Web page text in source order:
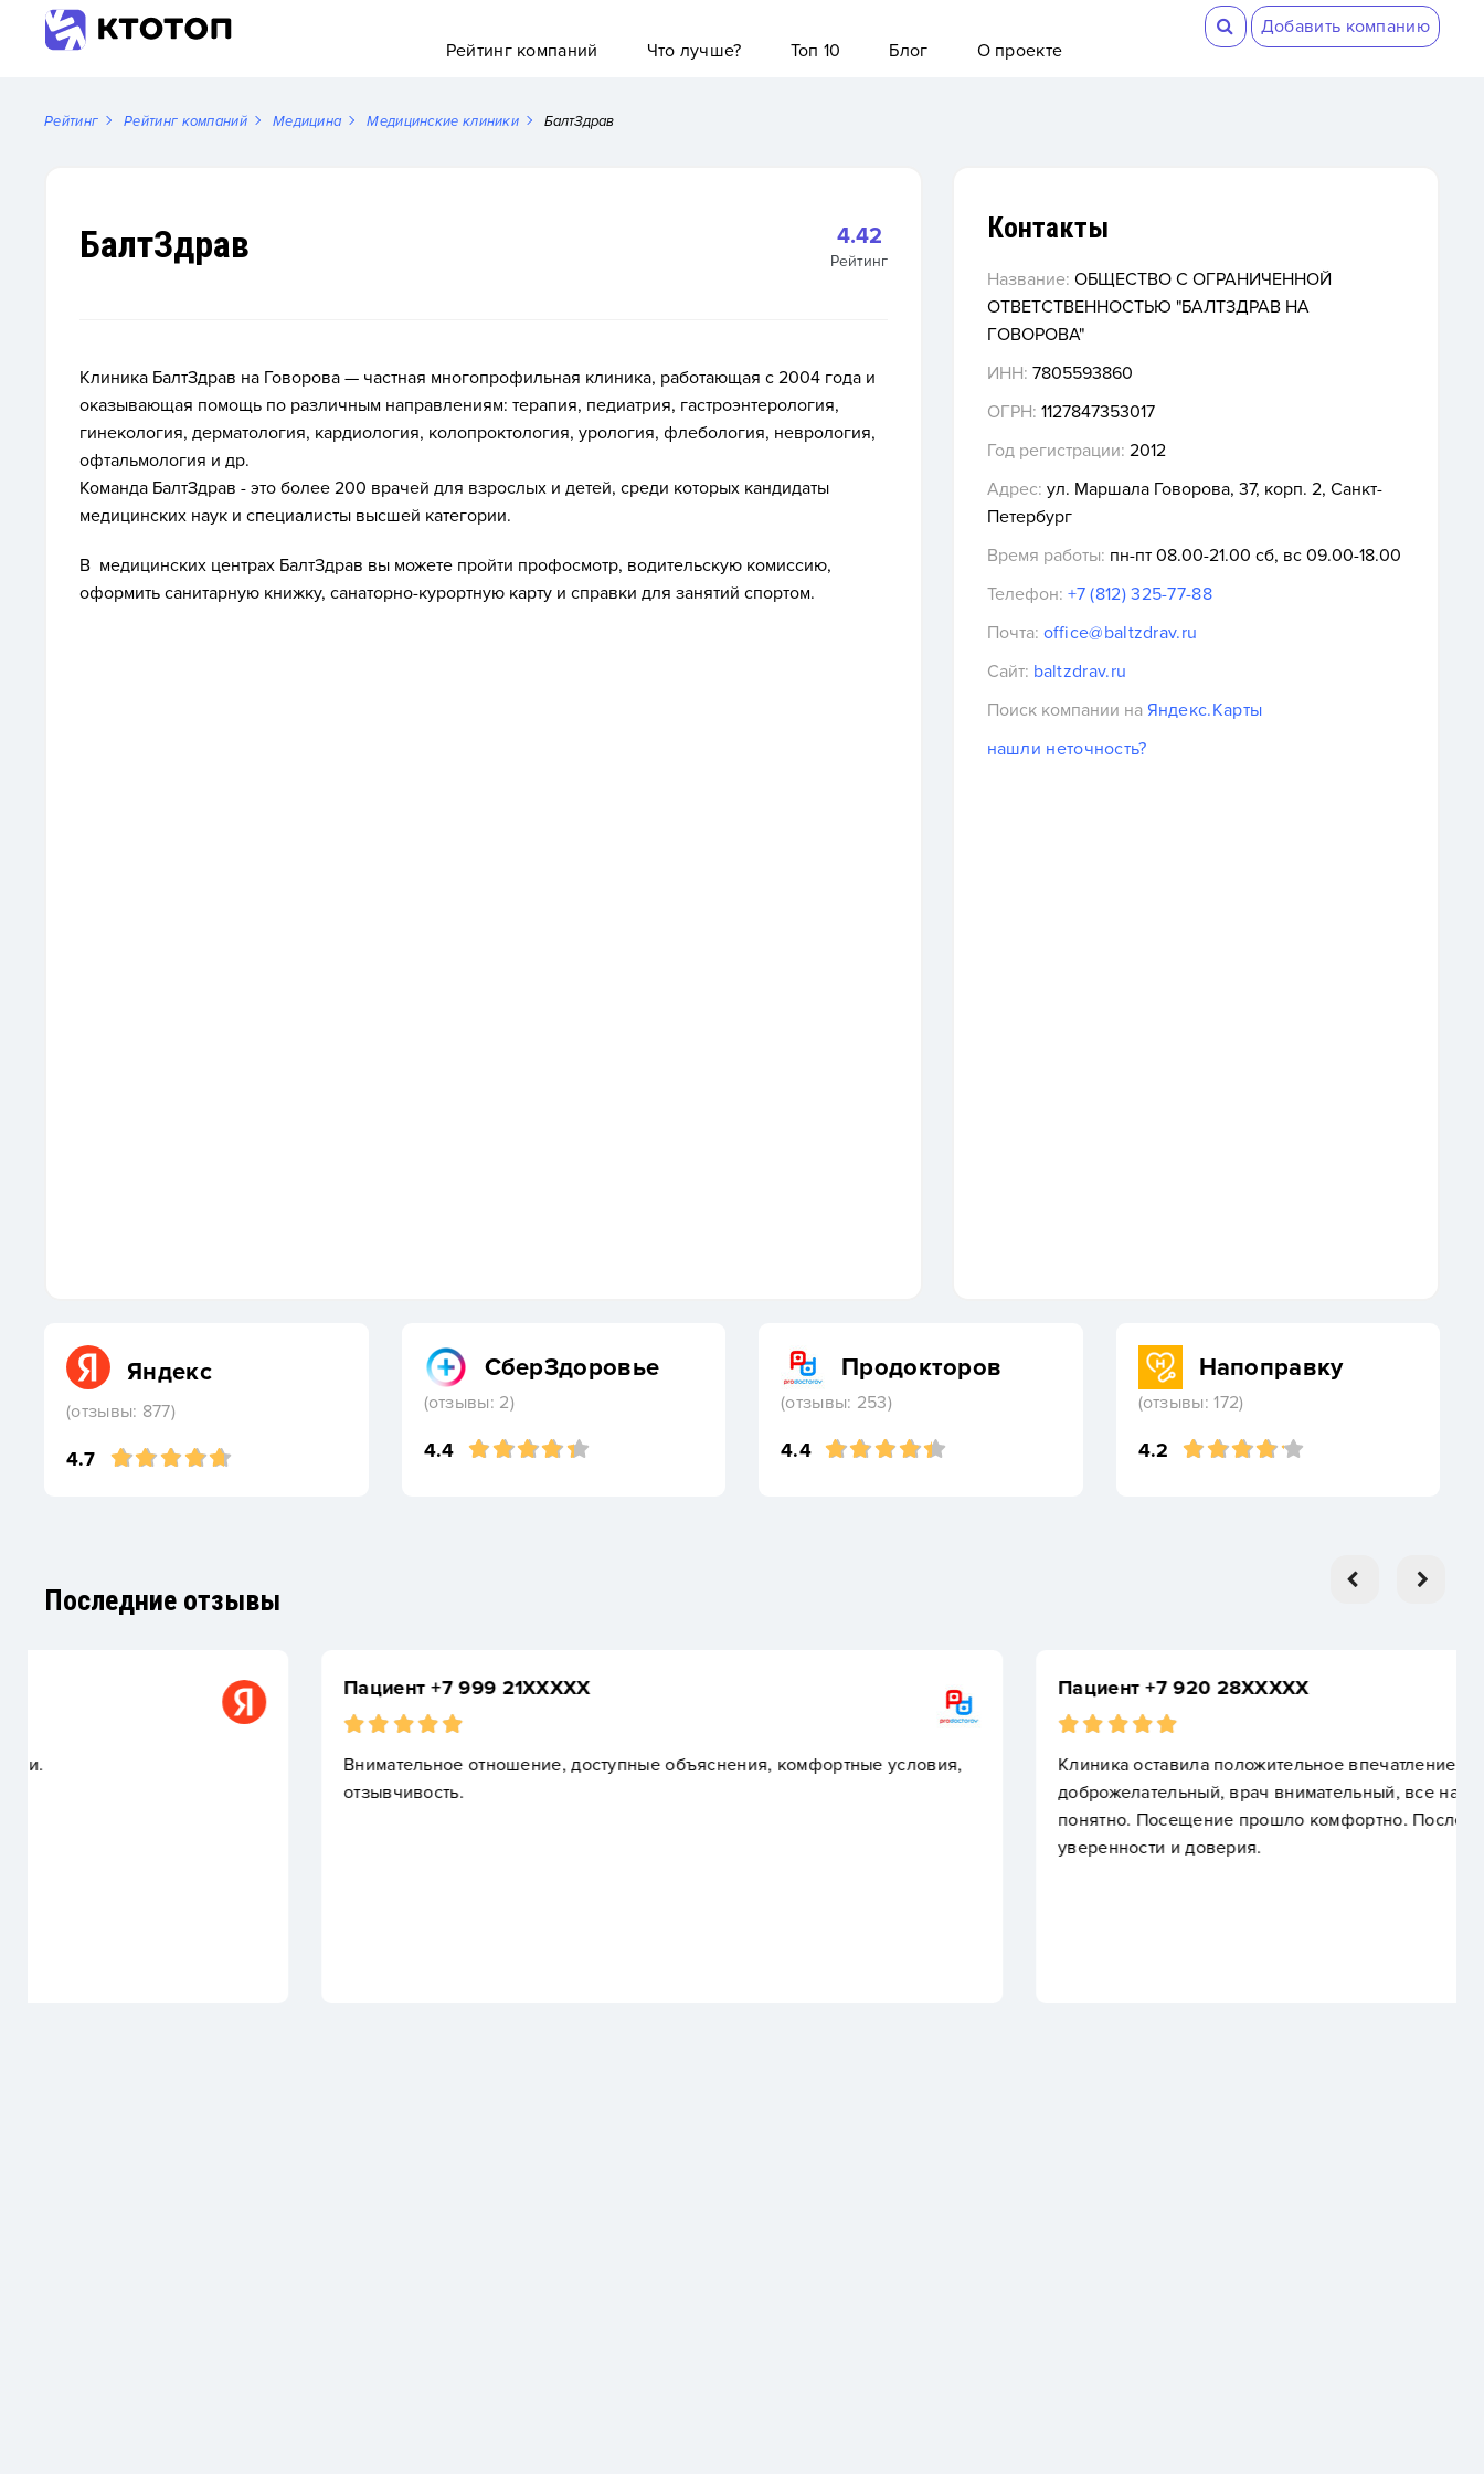
Добавить компанию
Рейтинг компаний
Что лучше? Топ 10 Блог О проекте
Рейтинг Рейтинг компаний Медицина Медицинские клиники БалтЗдрав
БалтЗдрав 4.42
Рейтинг
Клиника БалтЗдрав на Говорова — частная многопрофильная клиника, работающая с 2004 года и
оказывающая помощь по различным направлениям: терапия, педиатрия, гастроэнтерология,
гинекология, дерматология, кардиология, колопроктология, урология, флебология, неврология,
офтальмология и др.
Команда БалтЗдрав - это более 200 врачей для взрослых и детей, среди которых кандидаты
медицинских наук и специалисты высшей категории.
В медицинских центрах БалтЗдрав вы можете пройти профосмотр, водительскую комиссию,
оформить санитарную книжку, санаторно-курортную карту и справки для занятий спортом.
Контакты
Название: ОБЩЕСТВО С ОГРАНИЧЕННОЙ
ОТВЕТСТВЕННОСТЬЮ "БАЛТЗДРАВ НА
ГОВОРОВА"
ИНН: 7805593860
ОГРН: 1127847353017
Год регистрации: 2012
Адрес: ул. Маршала Говорова, 37, корп. 2, Санкт-
Петербург
Время работы: пн-пт 08.00-21.00 сб, вс 09.00-18.00
Телефон: +7 (812) 325-77-88
Почта: office@baltzdrav.ru
Сайт: baltzdrav.ru
Поиск компании на Яндекс.Карты
нашли неточность?
Яндекс
(отзывы: 877)
4.7
СберЗдоровье
(отзывы: 2)
4.4
Продокторов
(отзывы: 253)
4.4
Напоправку
(отзывы: 172)
4.2
Последние отзывы
Пациент +7 999 21XXXXX
Внимательное отношение, доступные объяснения, комфортные условия,
Пациент +7 920 28XXXXX
Клиника оставила положительное впечатление. Персонал
доброжелательный, врач внимательный, все назначения объяснены
понятно. Посещение прошло комфортно. После приёма осталось чувство